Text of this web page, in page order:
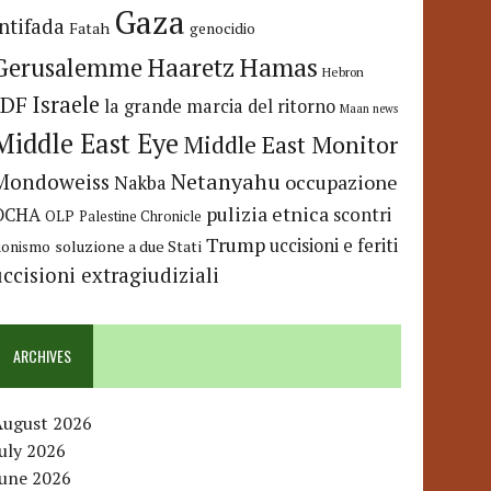
Fatah Gaza genocidio
HaaretzHamas Hebron
Israele la grande marcia del ritorno Maan news
East Eye Middle East Monitor
Nakba Netanyahu occupazione
OLP Palestine Chronicle pulizia etnica scontri
soluzione a due Stati Trumpuccisioni e feriti
extragiudiziali
ARCHIVES
2026
2026
2026